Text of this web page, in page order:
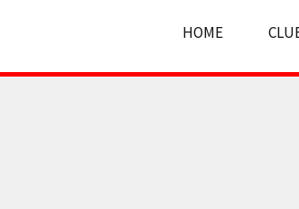
HOME